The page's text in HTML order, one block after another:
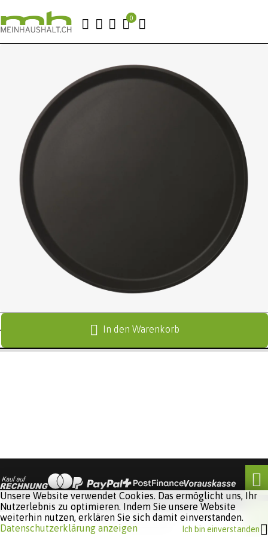
In den Warenkorb
Software:
Unsere Website verwendet Cookies. Das ermöglicht uns, Ihr
Nutzerlebnis zu optimieren. Indem Sie unsere Website
weiterhin nutzen, erklären Sie sich damit einverstanden.
Datenschutzerklärung anzeigen
Ich bin einverstanden